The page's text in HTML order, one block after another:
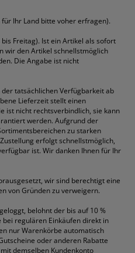
alle Marken anzeigen
Ihr Land bitte voher erfragen).
Freitag). Ist ein Artikel als sofort
wir den Artikel schnellstmöglich
Die Angabe ist nicht
tatsächlichen Verfügbarkeit ab
Lieferzeit stellt einen
ist nicht rechtsverbindlich, sie kann
werden. Aufgrund der
zu starken
erfolgt schnellstmöglich,
ist. Wir danken Ihnen für Ihr
wir sind berechtigt eine
von Gründen zu verweigern.
belohnt der bis auf 10 %
regulären Einkäufen direkt in
nur Warenkörbe automatisch
oder anderen Rabatte
demselben Kundenkonto